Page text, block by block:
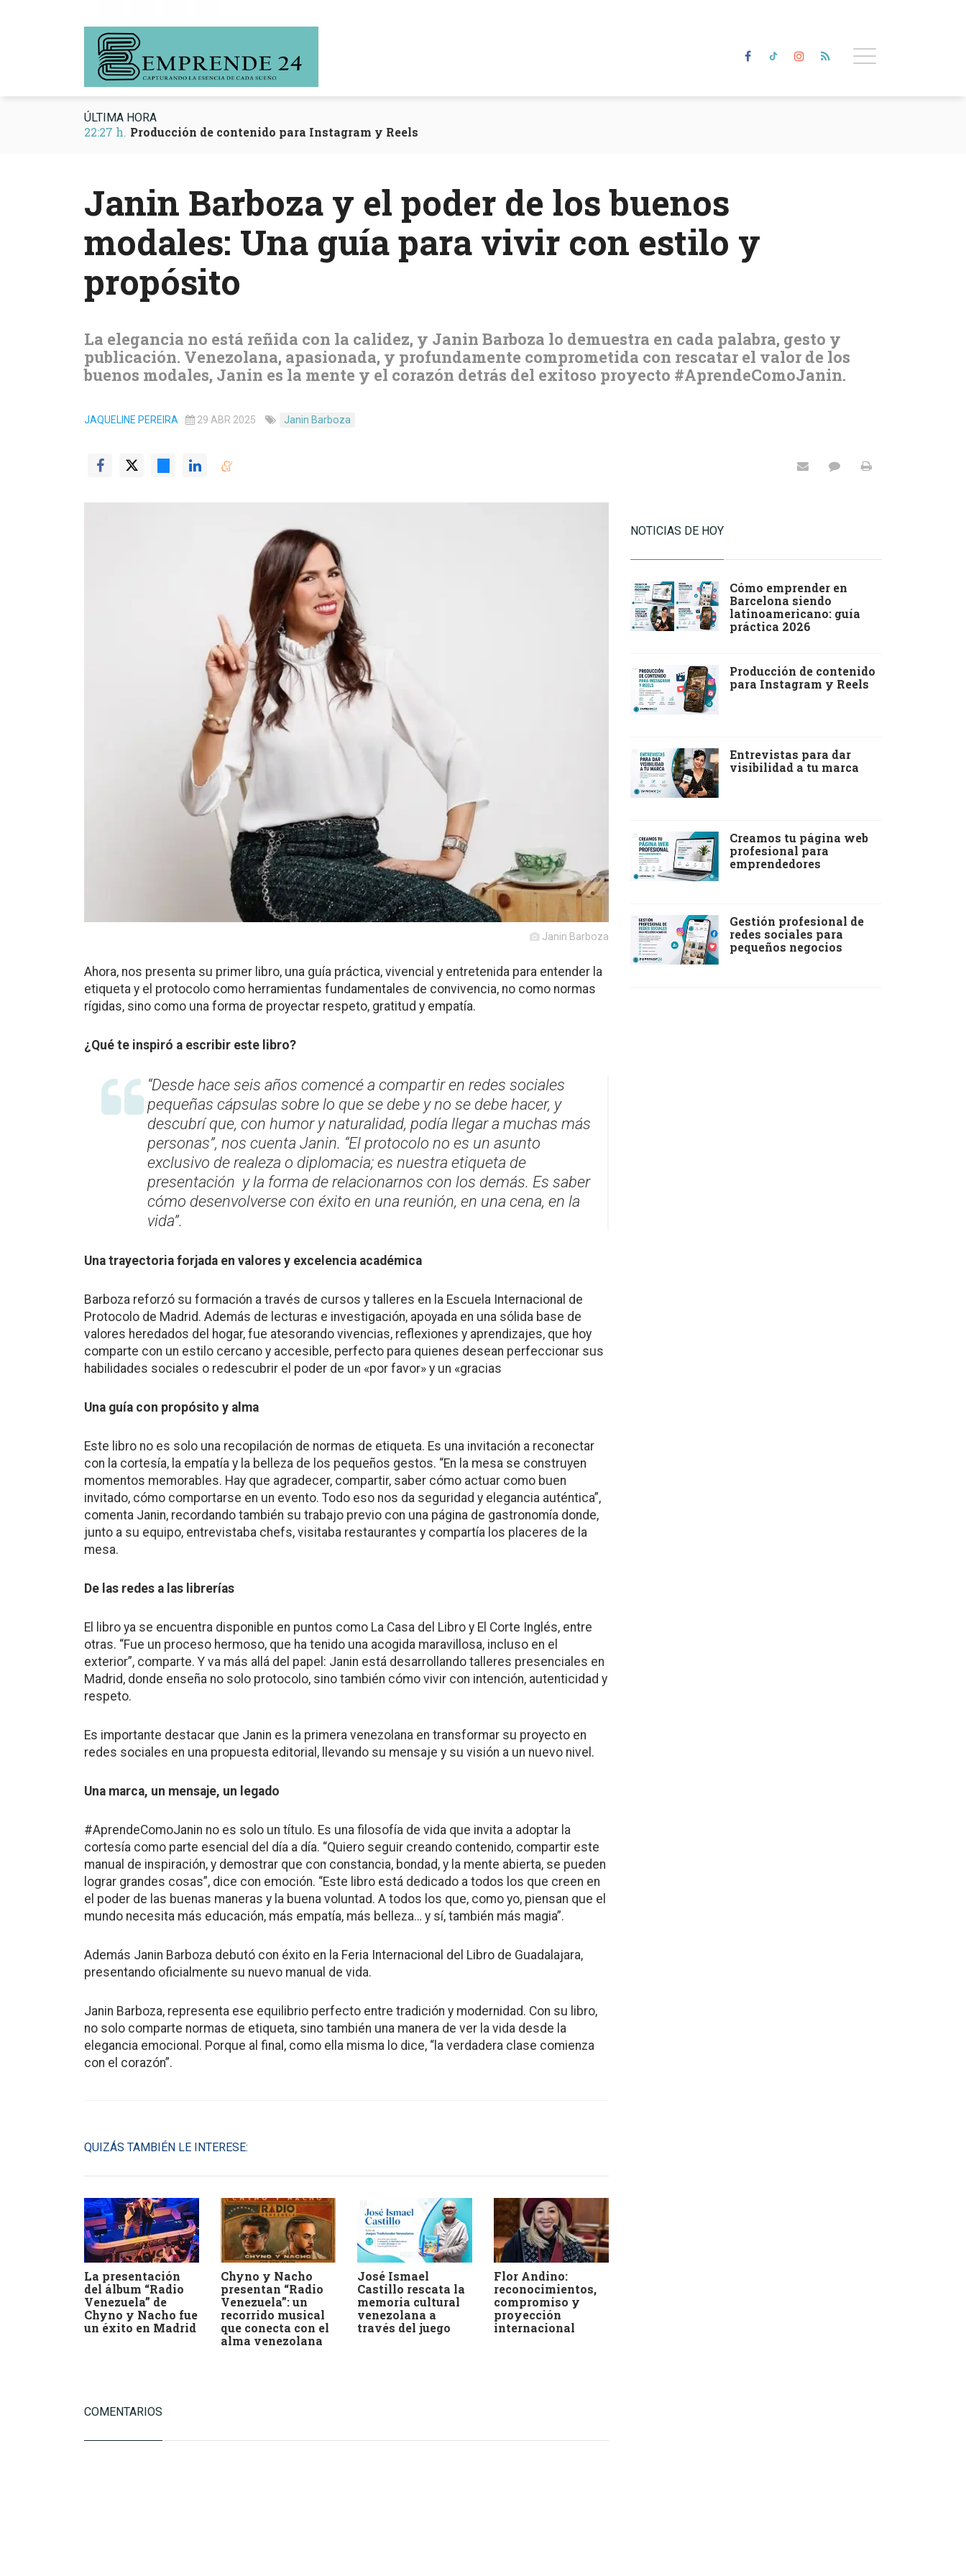
ÚLTIMA HORA
22:27 h. Producción de contenido para Instagram y Reels
Janin Barboza y el poder de los buenos
modales: Una guía para vivir con estilo y
propósito
La elegancia no está reñida con la calidez, y Janin Barboza lo demuestra en cada palabra, gesto y
publicación. Venezolana, apasionada, y profundamente comprometida con rescatar el valor de los
buenos modales, Janin es la mente y el corazón detrás del exitoso proyecto #AprendeComoJanin.
JAQUELINE PEREIRA 29 ABR 2025 Janin Barboza
Janin Barboza
Ahora, nos presenta su primer libro, una guía práctica, vivencial y entretenida para entender la
etiqueta y el protocolo como herramientas fundamentales de convivencia, no como normas
rígidas, sino como una forma de proyectar respeto, gratitud y empatía.
¿Qué te inspiró a escribir este libro?
“Desde hace seis años comencé a compartir en redes sociales
pequeñas cápsulas sobre lo que se debe y no se debe hacer, y
descubrí que, con humor y naturalidad, podía llegar a muchas más
personas”, nos cuenta Janin. “El protocolo no es un asunto
exclusivo de realeza o diplomacia; es nuestra etiqueta de
presentación y la forma de relacionarnos con los demás. Es saber
cómo desenvolverse con éxito en una reunión, en una cena, en la
vida”.
Una trayectoria forjada en valores y excelencia académica
Barboza reforzó su formación a través de cursos y talleres en la Escuela Internacional de
Protocolo de Madrid. Además de lecturas e investigación, apoyada en una sólida base de
valores heredados del hogar, fue atesorando vivencias, reflexiones y aprendizajes, que hoy
comparte con un estilo cercano y accesible, perfecto para quienes desean perfeccionar sus
habilidades sociales o redescubrir el poder de un «por favor» y un «gracias
Una guía con propósito y alma
Este libro no es solo una recopilación de normas de etiqueta. Es una invitación a reconectar
con la cortesía, la empatía y la belleza de los pequeños gestos. “En la mesa se construyen
momentos memorables. Hay que agradecer, compartir, saber cómo actuar como buen
invitado, cómo comportarse en un evento. Todo eso nos da seguridad y elegancia auténtica”,
comenta Janin, recordando también su trabajo previo con una página de gastronomía donde,
junto a su equipo, entrevistaba chefs, visitaba restaurantes y compartía los placeres de la
mesa.
De las redes a las librerías
El libro ya se encuentra disponible en puntos como La Casa del Libro y El Corte Inglés, entre
otras. “Fue un proceso hermoso, que ha tenido una acogida maravillosa, incluso en el
exterior”, comparte. Y va más allá del papel: Janin está desarrollando talleres presenciales en
Madrid, donde enseña no solo protocolo, sino también cómo vivir con intención, autenticidad y
respeto.
Es importante destacar que Janin es la primera venezolana en transformar su proyecto en
redes sociales en una propuesta editorial, llevando su mensaje y su visión a un nuevo nivel.
Una marca, un mensaje, un legado
#AprendeComoJanin no es solo un título. Es una filosofía de vida que invita a adoptar la
cortesía como parte esencial del día a día. “Quiero seguir creando contenido, compartir este
manual de inspiración, y demostrar que con constancia, bondad, y la mente abierta, se pueden
lograr grandes cosas”, dice con emoción. “Este libro está dedicado a todos los que creen en
el poder de las buenas maneras y la buena voluntad. A todos los que, como yo, piensan que el
mundo necesita más educación, más empatía, más belleza… y sí, también más magia”.
Además Janin Barboza debutó con éxito en la Feria Internacional del Libro de Guadalajara,
presentando oficialmente su nuevo manual de vida.
Janin Barboza, representa ese equilibrio perfecto entre tradición y modernidad. Con su libro,
no solo comparte normas de etiqueta, sino también una manera de ver la vida desde la
elegancia emocional. Porque al final, como ella misma lo dice, “la verdadera clase comienza
con el corazón”.
QUIZÁS TAMBIÉN LE INTERESE:
La presentación
del álbum “Radio
Venezuela” de
Chyno y Nacho fue
un éxito en Madrid
Chyno y Nacho
presentan “Radio
Venezuela”: un
recorrido musical
que conecta con el
alma venezolana
José Ismael
Castillo rescata la
memoria cultural
venezolana a
través del juego
Flor Andino:
reconocimientos,
compromiso y
proyección
internacional
COMENTARIOS
NOTICIAS DE HOY
Cómo emprender en
Barcelona siendo
latinoamericano: guía
práctica 2026
Producción de contenido
para Instagram y Reels
Entrevistas para dar
visibilidad a tu marca
Creamos tu página web
profesional para
emprendedores
Gestión profesional de
redes sociales para
pequeños negocios